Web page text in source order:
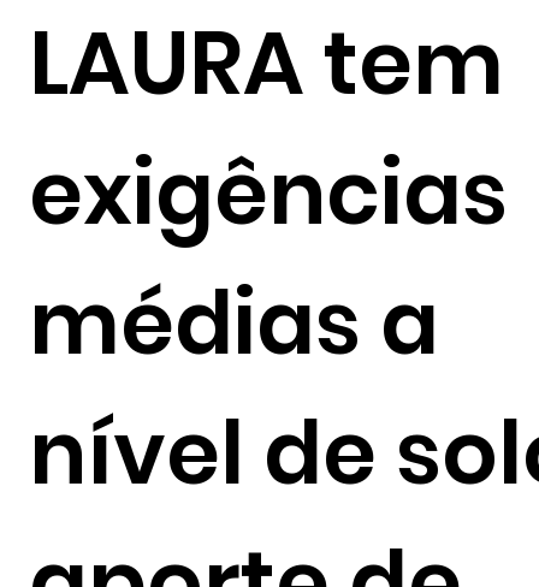
LAURA tem
exigências
médias a
nível de